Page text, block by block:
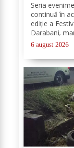
Seria
continuă în
ediție a
Darabani,
care
cooperare
6 august 2026